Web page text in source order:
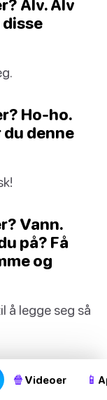
Alv. Alv
disse
Ho-ho.
denne
Vann.
på? Få
og
å legge seg så
morsomme
🍿 Videoer 📱